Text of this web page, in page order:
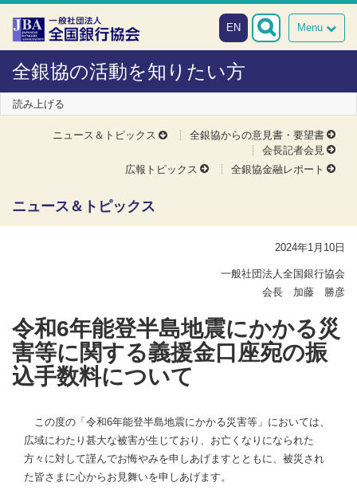
本文へスキップ
障がい者向け相談窓口
Menu
EN
全銀協の活動を知りたい方
読み上げる
ニュース＆トピックス
全銀協からの意見書・要望書
会長記者会見
広報トピックス
全銀協金融レポート
ニュース＆トピックス
2024年1月10日
一般社団法人全国銀行協会
会長 加藤 勝彦
令和6年能登半島地震にかかる災
害等に関する義援金口座宛の振
込手数料について
この度の「令和6年能登半島地震にかかる災害等」においては、
広域にわたり甚大な被害が生じており、お亡くなりになられた
方々に対して謹んでお悔やみを申しあげますとともに、被災され
た皆さまに心からお見舞いを申しあげます。